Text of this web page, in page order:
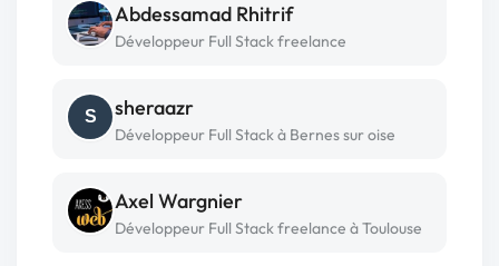
Abdessamad Rhitrif
Développeur Full Stack freelance
S sheraazr
Développeur Full Stack à Bernes sur oise
Axel Wargnier
Développeur Full Stack freelance à Toulouse